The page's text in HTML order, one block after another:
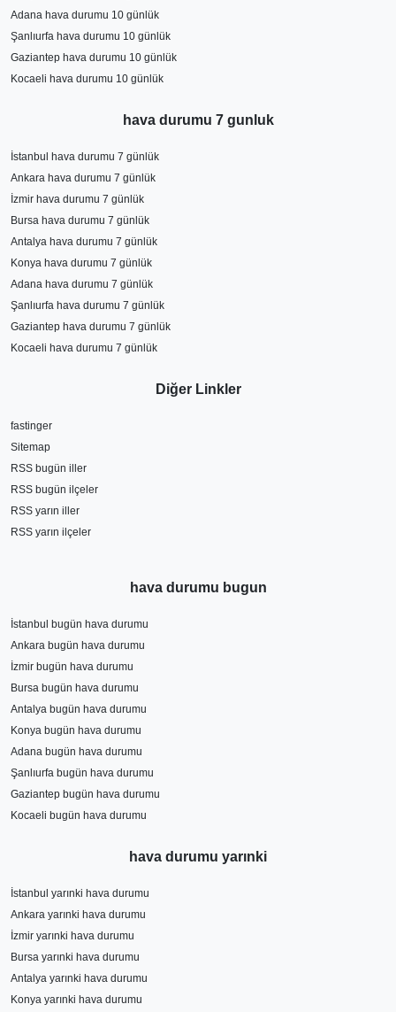
Adana hava durumu 10 günlük
Şanlıurfa hava durumu 10 günlük
Gaziantep hava durumu 10 günlük
Kocaeli hava durumu 10 günlük
hava durumu 7 gunluk
İstanbul hava durumu 7 günlük
Ankara hava durumu 7 günlük
İzmir hava durumu 7 günlük
Bursa hava durumu 7 günlük
Antalya hava durumu 7 günlük
Konya hava durumu 7 günlük
Adana hava durumu 7 günlük
Şanlıurfa hava durumu 7 günlük
Gaziantep hava durumu 7 günlük
Kocaeli hava durumu 7 günlük
Diğer Linkler
fastinger
Sitemap
RSS bugün iller
RSS bugün ilçeler
RSS yarın iller
RSS yarın ilçeler
hava durumu bugun
İstanbul bugün hava durumu
Ankara bugün hava durumu
İzmir bugün hava durumu
Bursa bugün hava durumu
Antalya bugün hava durumu
Konya bugün hava durumu
Adana bugün hava durumu
Şanlıurfa bugün hava durumu
Gaziantep bugün hava durumu
Kocaeli bugün hava durumu
hava durumu yarınki
İstanbul yarınki hava durumu
Ankara yarınki hava durumu
İzmir yarınki hava durumu
Bursa yarınki hava durumu
Antalya yarınki hava durumu
Konya yarınki hava durumu